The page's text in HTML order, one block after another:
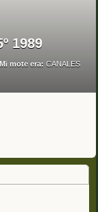
1989
Mi mote era: CANALES